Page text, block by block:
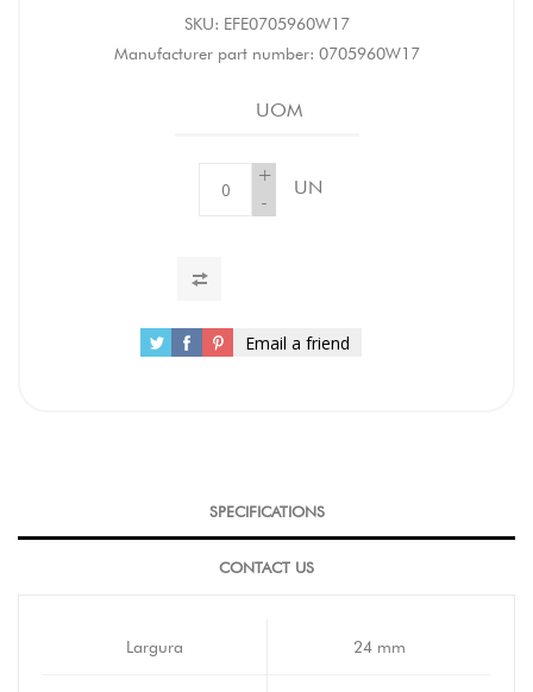
SKU: EFE0705960W17
Manufacturer part number: 0705960W17
UOM
+
-
UN
Email a friend
SPECIFICATIONS
CONTACT US
Largura 24 mm